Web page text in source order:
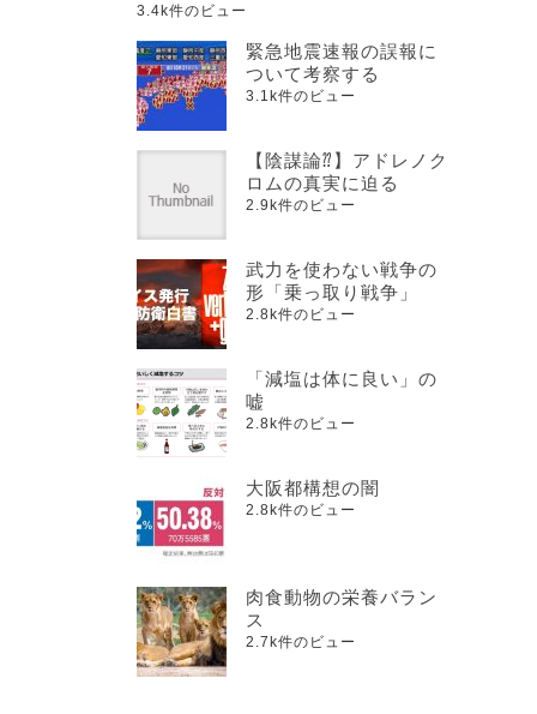
3.4k件のビュー
緊急地震速報の誤報に
ついて考察する
3.1k件のビュー
【陰謀論⁇】アドレノク
ロムの真実に迫る
2.9k件のビュー
武力を使わない戦争の
形「乗っ取り戦争」
2.8k件のビュー
「減塩は体に良い」の
嘘
2.8k件のビュー
大阪都構想の闇
2.8k件のビュー
肉食動物の栄養バラン
ス
2.7k件のビュー